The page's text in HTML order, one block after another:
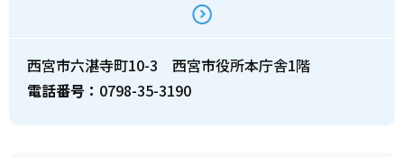
西宮市六湛寺町10-3 西宮市役所本庁舎1階
電話番号： 0798-35-3190